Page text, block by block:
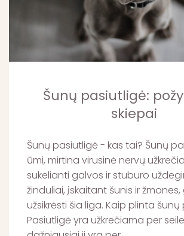
Šunų pasiutligė:
skiepai
Šunų pasiutligė - kas tai? Šunų
ūmi, mirtina virusinė nervų
sukelianti galvos ir stuburo
žinduliai, įskaitant šunis ir žmones,
užsikrėsti šia liga. Kaip plinta
Pasiutligė yra užkrečiama per